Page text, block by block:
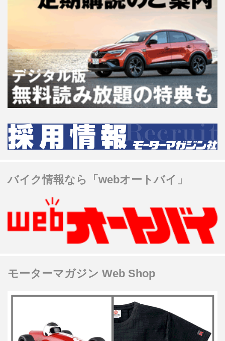
バイク情報なら「webオートバイ」
モーターマガジン Web Shop